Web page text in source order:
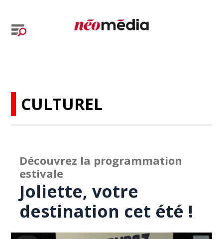
CULTUREL
Découvrez la programmation
estivale
Joliette, votre
destination cet été !